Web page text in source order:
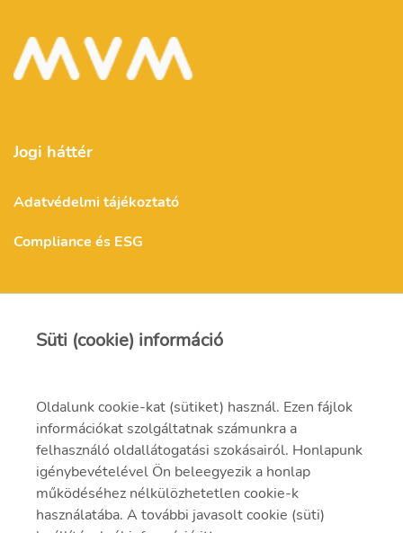
Jogi háttér
Adatvédelmi tájékoztató
Compliance és ESG
H-3271 Visonta, Erőmű utca 11.
+36 (37) 334-000
Süti (cookie) információ
Oldalunk cookie-kat (sütiket) használ. Ezen fájlok
információkat szolgáltatnak számunkra a
felhasználó oldallátogatási szokásairól. Honlapunk
igénybevételével Ön beleegyezik a honlap
működéséhez nélkülözhetetlen cookie-k
használatába. A további javasolt cookie (süti)